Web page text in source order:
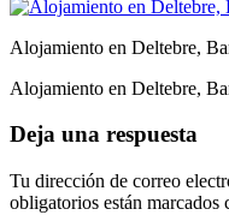
Alojamiento en Deltebre,
Alojamiento en Deltebre,
Deja una respuesta
Tu dirección de correo
obligatorios están marcados